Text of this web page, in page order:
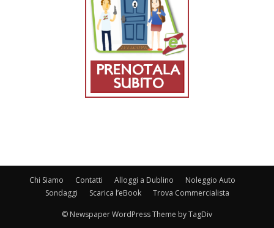
Chi Siamo Contatti Alloggi a Dublino
Noleggio Auto
Sondaggi
Scarica l’eBook Trova Commercialista
© Newspaper WordPress Theme by TagDiv